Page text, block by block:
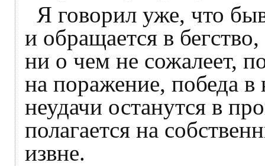
Я говорил уже, что
и обращается в
ни о чем не сожалеет,
на поражение, победа в
неудачи останутся в
полагается на
извне.